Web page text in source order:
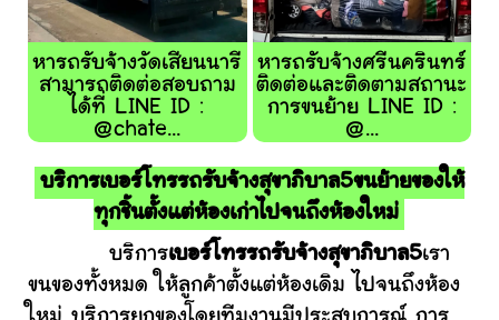
หารถรับจ้างวัดเสียนนารี
สามารถติดต่อสอบถาม
ได้ที่ LINE ID :
@chate...
หารถรับจ้างศรีนครินทร์
ติดต่อและติดตามสถานะ
การขนย้าย LINE ID :
@...
บริการเบอร์โทรรถรับจ้างสุขาภิบาล5ขนย้ายของให้
ทุกชิ้นตั้งแต่ห้องเก่าไปจนถึงห้องใหม่
บริการเบอร์โทรรถรับจ้างสุขาภิบาล5เรา
ขนของทั้งหมด ให้ลูกค้าตั้งแต่ห้องเดิม ไปจนถึงห้อง